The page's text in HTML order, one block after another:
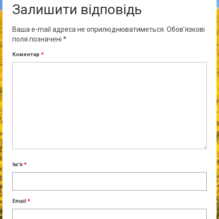
Залишити відповідь
Ваша e-mail адреса не оприлюднюватиметься. Обов’язкові
поля позначені *
Коментар *
Ім'я *
Email *